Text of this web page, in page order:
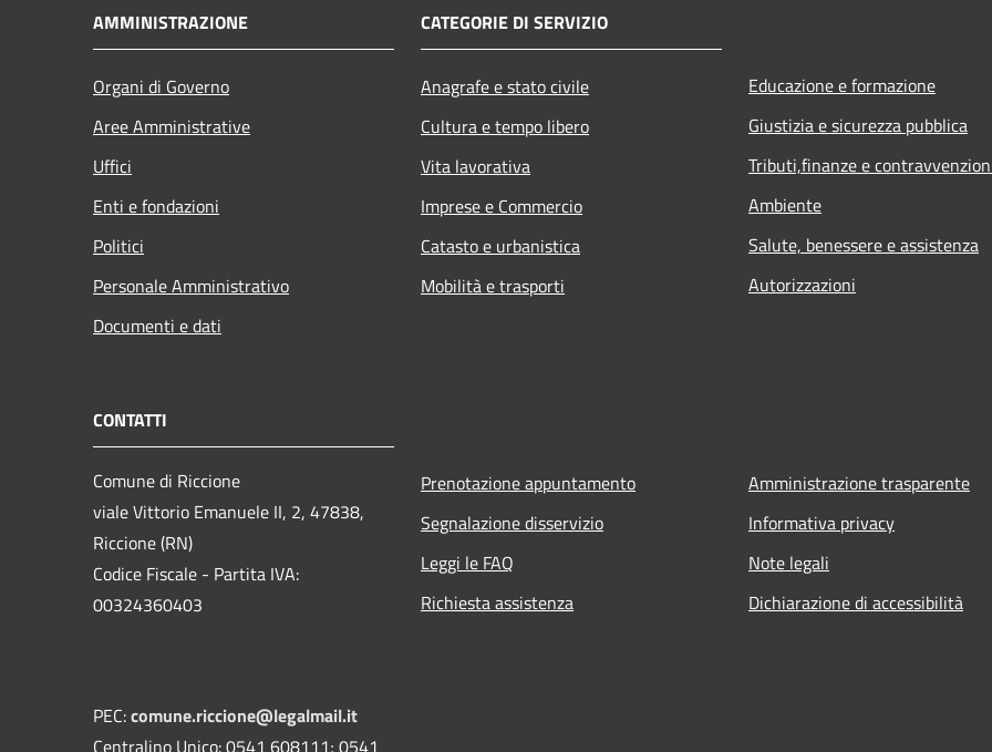
AMMINISTRAZIONE
Organi di Governo
Aree Amministrative
Uffici
Enti e fondazioni
Politici
Personale Amministrativo
Documenti e dati
CATEGORIE DI SERVIZIO
Anagrafe e stato civile
Cultura e tempo libero
Vita lavorativa
Imprese e Commercio
Catasto e urbanistica
Mobilità e trasporti
Educazione e formazione
Giustizia e sicurezza pubblica
Tributi,finanze e
Ambiente
Salute, benessere e assistenza
Autorizzazioni
CONTATTI
Comune di Riccione
viale Vittorio Emanuele II, 2, 47838,
Riccione (RN)
Codice Fiscale - Partita IVA:
00324360403
PEC:comune.riccione@legalmail.it
Centralino Unico: 0541 608111; 0541
Prenotazione appuntamento
Segnalazione disservizio
Leggi le FAQ
Richiesta assistenza
Amministrazione trasparente
Informativa privacy
Note legali
Dichiarazione di accessibilità